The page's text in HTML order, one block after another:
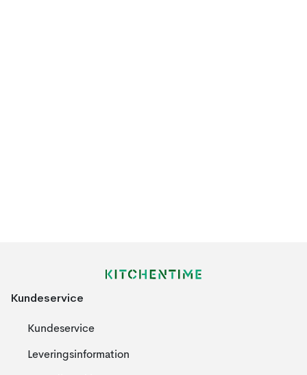
Kundeservice
Kundeservice
Leveringsinformation